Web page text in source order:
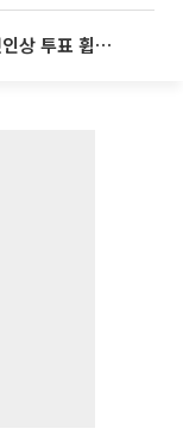
‘나솔사계’ 국화, 결별 후 재등장⋯첫인상 투표 휩쓸고 ‘인기녀’ 등극